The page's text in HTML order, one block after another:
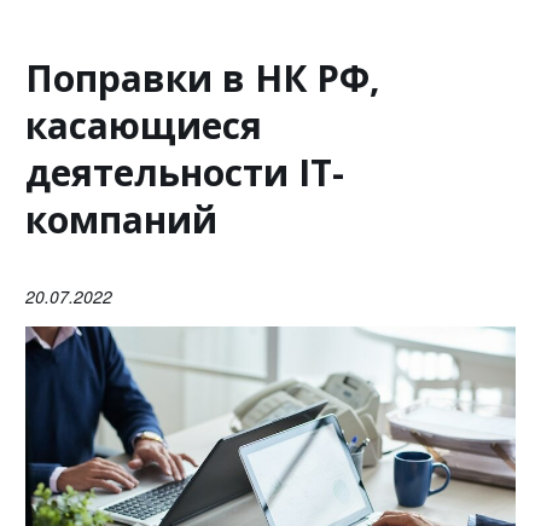
Поправки в НК РФ,
касающиеся
деятельности IT-
компаний
20.07.2022